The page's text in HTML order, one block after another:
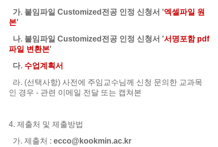
가. 붙임파일 Customized전공 인정 신청서 '엑셀파일 원
본'
나. 붙임파일 Customized전공 인정 신청서 '서명포함 pdf
파일 변환본'
다. 수업계획서
라. (선택사항) 사전에 주임교수님께 신청 문의한 교과목
인 경우 - 관련 이메일 전달 또는 캡쳐본
4. 제출처 및 제출방법
가. 제출처 : ecco@kookmin.ac.kr